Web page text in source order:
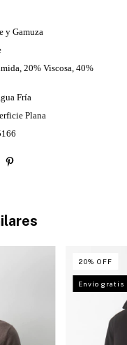
y Gamuza
20% Viscosa, 40%
Fría
Plana
20%OFF
Envío gratis